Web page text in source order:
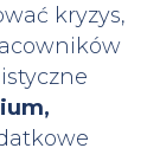
kryzys,